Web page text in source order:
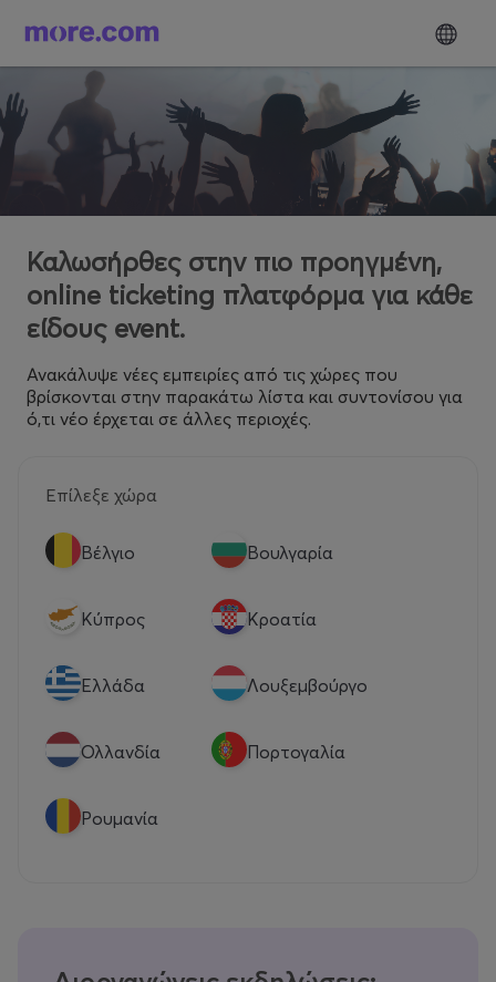
Καλωσήρθες στην πιο προηγμένη,
online ticketing πλατφόρμα για κάθε
είδους event.
Ανακάλυψε νέες εμπειρίες από τις χώρες που
βρίσκονται στην παρακάτω λίστα και συντονίσου για
ό,τι νέο έρχεται σε άλλες περιοχές.
Επίλεξε χώρα
Βέλγιο Βουλγαρία
Κύπρος Κροατία
Eλλάδα Λουξεμβούργο
Ολλανδία Πορτογαλία
Ρουμανία